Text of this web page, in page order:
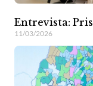
Entrevista:
11/03/2026